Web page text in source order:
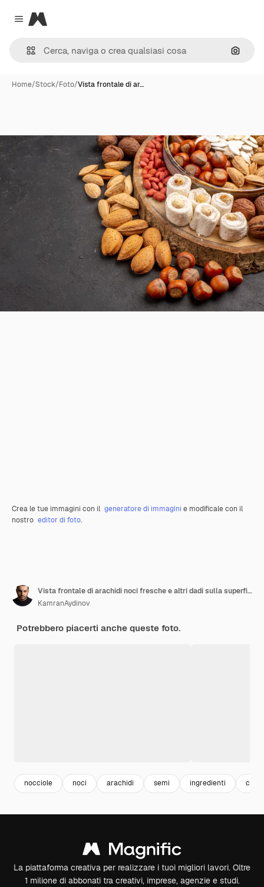
Close menu
Magnific
Cerca
Home/Stock/Foto/Vista frontale di ar…
Crea le tue immagini con il generatore di immagini e modificale con il
nostro editor di foto.
Vista frontale di arachidi noci fresche e altri dadi sulla superficie scura
KamranAydinov
Potrebbero piacerti anche queste foto.
nocciole noci arachidi semi ingredienti cibo
La piattaforma creativa per realizzare i tuoi migliori lavori. Oltre
1 milione di abbonati tra creativi, imprese, agenzie e studi.